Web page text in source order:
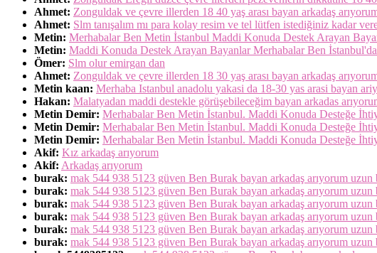
Ahmet: Zonguldak ve çevre illerden 18 40 yaş arası bayan arkadaş
Ahmet: Slm tanışalım mı para kolay resim ve tel lütfen istediğiniz kadar
Metin: Merhabalar Ben Metin İstanbul Maddi Konuda Destek Arayan
Metin: Maddi Konuda Destek Arayan Bayanlar Merhabalar Ben
Ömer: Slm olur emirgan dan
Ahmet: Zonguldak ve çevre illerden 18 30 yaş arası bayan arkadaş
Metin kaan: Merhaba Istanbul anadolu yakasi da 18-30 yas arasi bayan
Hakan: Malatyadan maddi destekle görüşebileceğim bayan arkadas
Metin Demir: Merhabalar Ben Metin İstanbul. Maddi Konuda Desteğe
Metin Demir: Merhabalar Ben Metin İstanbul. Maddi Konuda Desteğe
Metin Demir: Merhabalar Ben Metin İstanbul. Maddi Konuda Desteğe
Akif: Kız arkadaş arıyorum
Akif: Arkadaş arıyorum
burak: mak 544 938 5123 güven Ben Burak bayan arkadaş arıyorum
burak: mak 544 938 5123 güven Ben Burak bayan arkadaş arıyorum
burak: mak 544 938 5123 güven Ben Burak bayan arkadaş arıyorum
burak: mak 544 938 5123 güven Ben Burak bayan arkadaş arıyorum
burak: mak 544 938 5123 güven Ben Burak bayan arkadaş arıyorum
burak: mak 544 938 5123 güven Ben Burak bayan arkadaş arıyorum